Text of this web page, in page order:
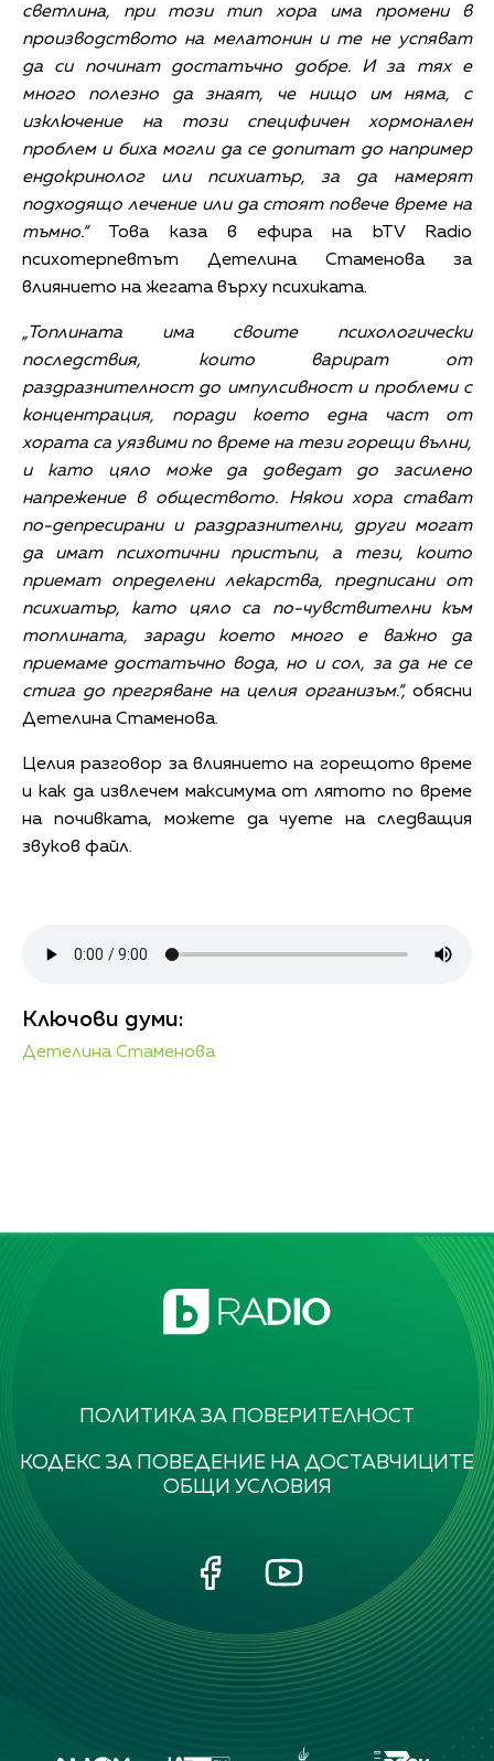
светлина, при този тип хора има промени в
производството на мелатонин и те не успяват
да си починат достатъчно добре. И за тях е
много полезно да знаят, че нищо им няма, с
изключение на този специфичен хормонален
проблем и биха могли да се допитат до например
ендокринолог или психиатър, за да намерят
подходящо лечение или да стоят повече време на
тъмно.“Това каза в ефира на bTV Radio
психотерпевтът Детелина Стаменова за
влиянието на жегата върху психиката.
„Топлината има своите психологически
последствия, които варират от
раздразнителност до импулсивност и проблеми с
концентрация, поради което една част от
хората са уязвими по време на тези горещи вълни,
и като цяло може да доведат до засилено
напрежение в обществото. Някои хора стават
по-депресирани и раздразнителни, други могат
да имат психотични пристъпи, а тези, които
приемат определени лекарства, предписани от
психиатър, като цяло са по-чувствителни към
топлината, заради което много е важно да
приемаме достатъчно вода, но и сол, за да не се
стига до прегряване на целия организъм.“, обясни
Детелина Стаменова.
Целия разговор за влиянието на горещото време
и как да извлечем максимума от лятото по време
на почивката, можете да чуете на следващия
звуков файл.
Ключови думи:
Детелина Стаменова
ПОЛИТИКА ЗА ПОВЕРИТЕЛНОСТ
КОДЕКС ЗА ПОВЕДЕНИЕ НА ДОСТАВЧИЦИТЕ
ОБЩИ УСЛОВИЯ